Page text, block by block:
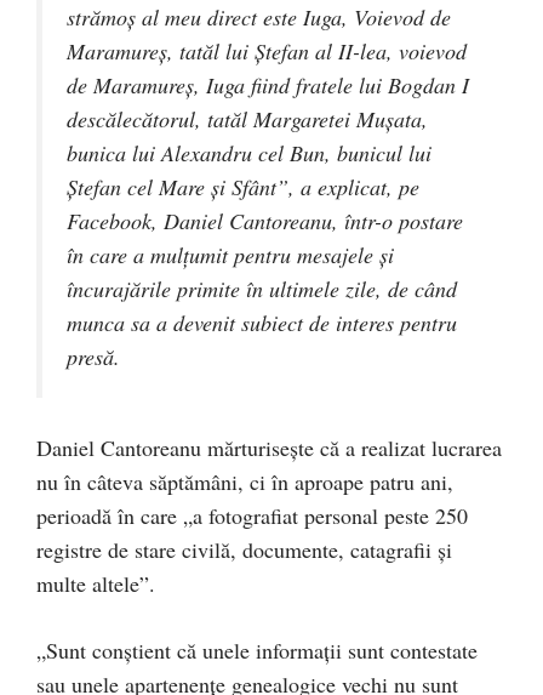
strămoș al meu direct este Iuga, Voievod de
Maramureș, tatăl lui Ștefan al II-lea, voievod
de Maramureș, Iuga fiind fratele lui Bogdan I
descălecătorul, tatăl Margaretei Mușata,
bunica lui Alexandru cel Bun, bunicul lui
Ștefan cel Mare și Sfânt”, a explicat, pe
Facebook, Daniel Cantoreanu, într-o postare
în care a mulțumit pentru mesajele și
încurajările primite în ultimele zile, de când
munca sa a devenit subiect de interes pentru
presă.
Daniel Cantoreanu mărturisește că a realizat lucrarea
nu în câteva săptămâni, ci în aproape patru ani,
perioadă în care „a fotografiat personal peste 250
registre de stare civilă, documente, catagrafii și
multe altele”.
„Sunt conștient că unele informații sunt contestate
sau unele apartenențe genealogice vechi nu sunt